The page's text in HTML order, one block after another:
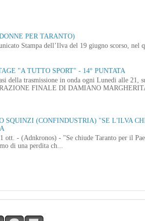
PER TARANTO)
Stampa dell’Ilva del 19 giugno scorso, nel
"A TUTTO SPORT" - 14° PUNTATA
della trasmissione in onda ogni Lunedi alle 21,
FINALE DI DAMIANO
SQUINZI (CONFINDUSTRIA) "SE L'ILVA
ott. - (Adnkronos) - "Se chiude Taranto per il
di una perdita ch...